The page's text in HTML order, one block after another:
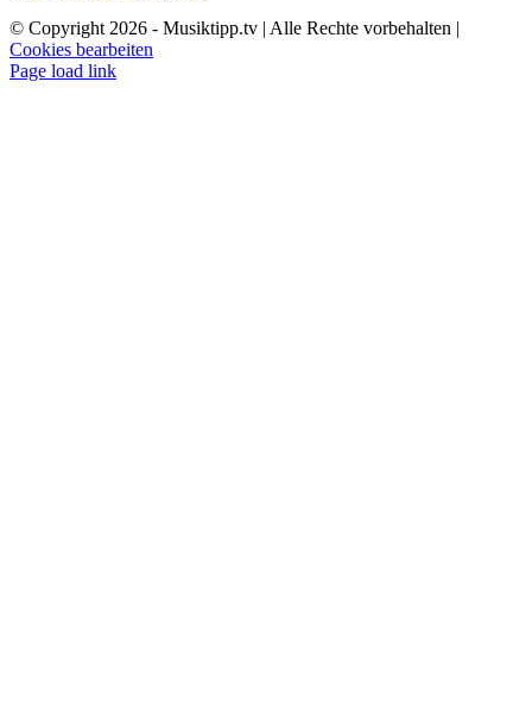
© Copyright 2026 - Musiktipp.tv | Alle Rechte vorbehalten |
Cookies bearbeiten
Facebook
Instagram
YouTube
Page load link